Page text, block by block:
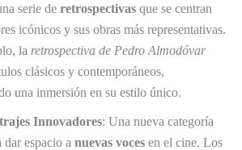
serie de retrospectivas que se centran
icónicos y sus obras más representativas.
la retrospectiva de Pedro Almodóvar
clásicos y contemporáneos,
una inmersión en su estilo único.
Innovadores: Una nueva categoría
dar espacio a nuevas voces en el cine. Los